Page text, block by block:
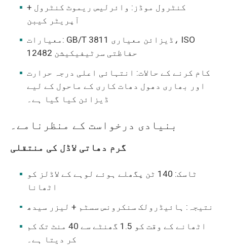
کنٹرول موڈز: وائرلیس ریموٹ کنٹرول +
آپریٹر کیبن
معیارات: GB/T 3811 ڈیزائن معیاری، ISO
12482 حفاظتی سرٹیفیکیشن
کام کرنے کے حالات: انتہائی اعلی درجہ حرارت
اور بھاری دھول دھات کاری کے ماحول کے لیے
ڈیزائن کیا گیا ہے۔
بنیادی درخواست کے منظرنامے۔
گرم دھاتی لاڈل کی منتقلی
ٹاسک: 140 ٹن پگھلے ہوئے لوہے کے لاڈلز کو
اٹھانا
نتیجہ: ہائیڈرولک سنکرونس سسٹم + لیزر سیدھ
اٹھانے کے وقت کو 1.5 گھنٹے سے 40 منٹ تک کم
کر دیتا ہے۔